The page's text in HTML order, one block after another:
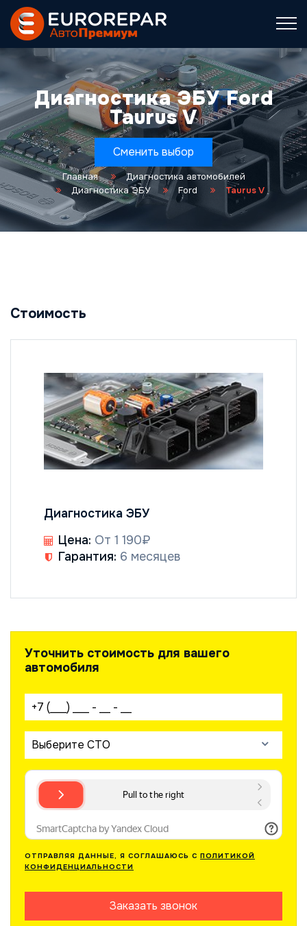
Диагностика ЭБУ Ford
Taurus V
Сменить выбор
Главная
Диагностика автомобилей
Диагностика ЭБУ
Ford Taurus V
Стоимость
Диагностика ЭБУ
Цена: От 1 190₽
Гарантия: 6 месяцев
Уточнить стоимость для вашего
автомобиля
Ваш телефон:
Выберите СТО
ОТПРАВЛЯЯ ДАННЫЕ, Я СОГЛАШАЮСЬ С ПОЛИТИКОЙ
КОНФИДЕНЦИАЛЬНОСТИ
Заказать звонок